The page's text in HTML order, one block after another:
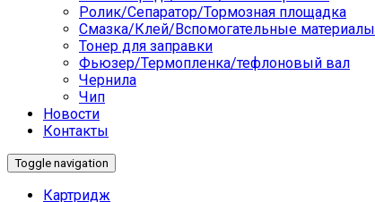
Ролик/Сепаратор/Тормозная площадка
Смазка/Клей/Вспомогательные материалы
Тонер для заправки
Фьюзер/Термопленка/тефлоновый вал
Чернила
Чип
Новости
Контакты
Toggle navigation
Картридж